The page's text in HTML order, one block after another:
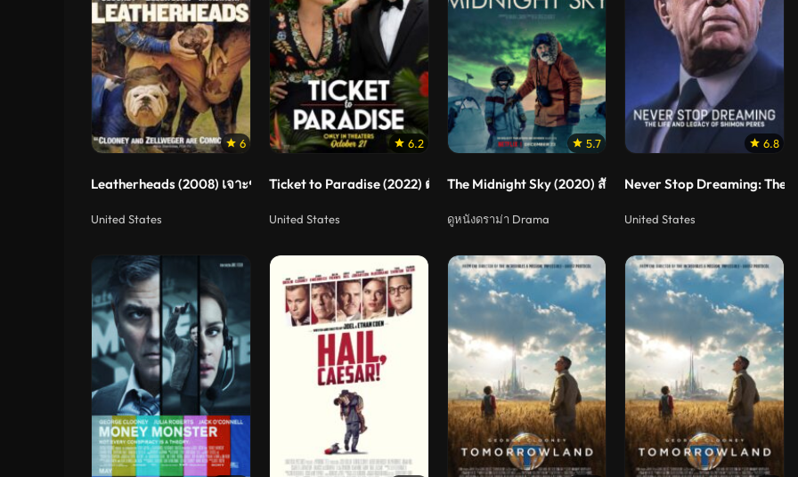
6
Leatherheads (2008) เจาะข่าวลึกมาเจอรัก
United States
6.2
Ticket to Paradise (2022) ตั๋วรักสู่พาราไดซ์
United States
5.7
The Midnight Sky (2020) สัญญาณสงัด
ดูหนังดราม่า Drama
6.8
Never Stop Dreaming: The
United States